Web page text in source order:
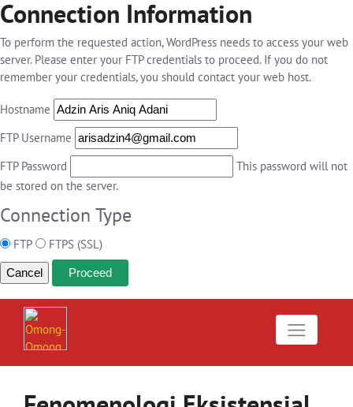
Connection Information
To perform the requested action, WordPress needs to access your web
server. Please enter your FTP credentials to proceed. If you do not
remember your credentials, you should contact your web host.
Hostname
FTP Username
FTP Password
This password will not
be stored on the server.
Connection Type
FTP FTPS (SSL)
Cancel